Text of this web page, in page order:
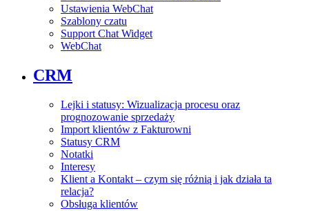
Ustawienia WebChat
Szablony czatu
Support Chat Widget
WebChat
CRM
Lejki i statusy: Wizualizacja procesu oraz
prognozowanie sprzedaży
Import klientów z Fakturowni
Statusy CRM
Notatki
Interesy
Klient a Kontakt – czym się różnią i jak działa ta
relacja?
Obsługa klientów